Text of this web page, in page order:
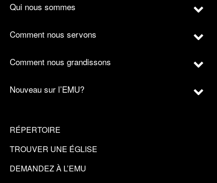
Qui nous sommes
Comment nous servons
Comment nous grandissons
Nouveau sur l’EMU?
RÉPERTOIRE
TROUVER UNE ÉGLISE
DEMANDEZ À L’EMU